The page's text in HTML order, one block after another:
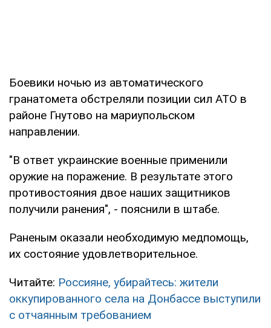
Боевики ночью из автоматического
гранатомета обстреляли позиции сил АТО в
районе Гнутово на мариупольском
направлении.
"В ответ украинские военные применили
оружие на поражение. В результате этого
противостояния двое наших защитников
получили ранения", - пояснили в штабе.
Раненым оказали необходимую медпомощь,
их состояние удовлетворительное.
Читайте: Россияне, убирайтесь: жители
оккупированного села на Донбассе выступили
с отчаянным требованием